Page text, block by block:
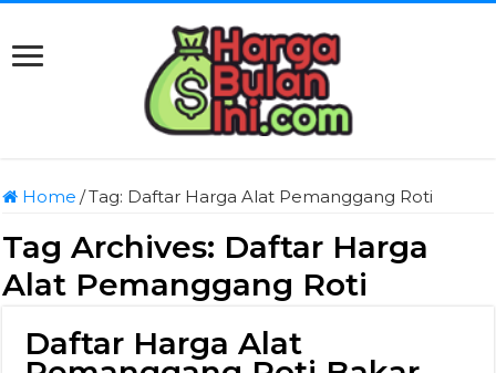
Home /Tag: Daftar Harga Alat Pemanggang Roti
Tag Archives: Daftar Harga
Alat Pemanggang Roti
Daftar Harga Alat